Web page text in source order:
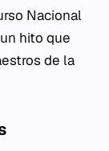
Nacional
hito que
de la